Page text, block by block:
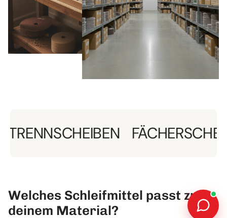
FÄCHERSCHEIBEN
Welches Schleifmittel passt zu
deinem Material?